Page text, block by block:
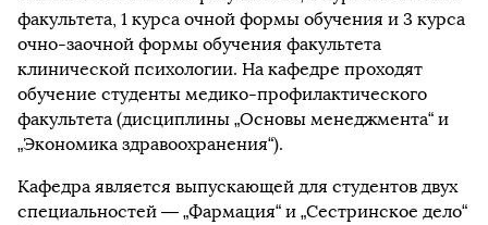
факультета, 1 курса очной формы обучения и 3 курса
очно-заочной формы обучения факультета
клинической психологии. На кафедре проходят
обучение студенты медико-профилактического
факультета (дисциплины „Основы менеджмента“ и
„Экономика здравоохранения“).
Кафедра является выпускающей для студентов двух
специальностей — „Фармация“ и „Сестринское дело“